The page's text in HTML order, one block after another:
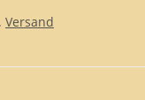
Versand